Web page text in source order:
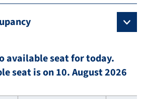
available seat for today.
seat is on 10. August 2026